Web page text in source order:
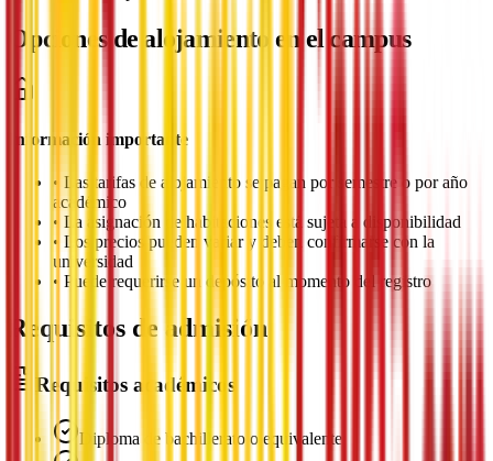
Opciones de alojamiento en el campus
Información importante
• Las tarifas de alojamiento se pagan por semestre o por año
académico
• La asignación de habitaciones está sujeta a disponibilidad
• Los precios pueden variar y deben confirmarse con la
universidad
• Puede requerirse un depósito al momento del registro
Requisitos de admisión
Requisitos académicos
Diploma de bachillerato o equivalente